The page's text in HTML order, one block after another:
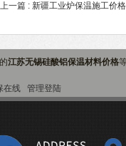
上一篇 : 新疆工业炉保温施工价格
江苏无锡硅酸铝保温材料价格
在线 管理登陆